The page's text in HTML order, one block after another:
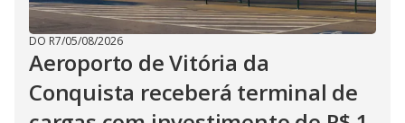
DO R7/05/08/2026
Aeroporto de Vitória da
Conquista receberá terminal de